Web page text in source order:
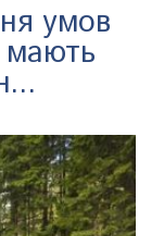
умов
мають